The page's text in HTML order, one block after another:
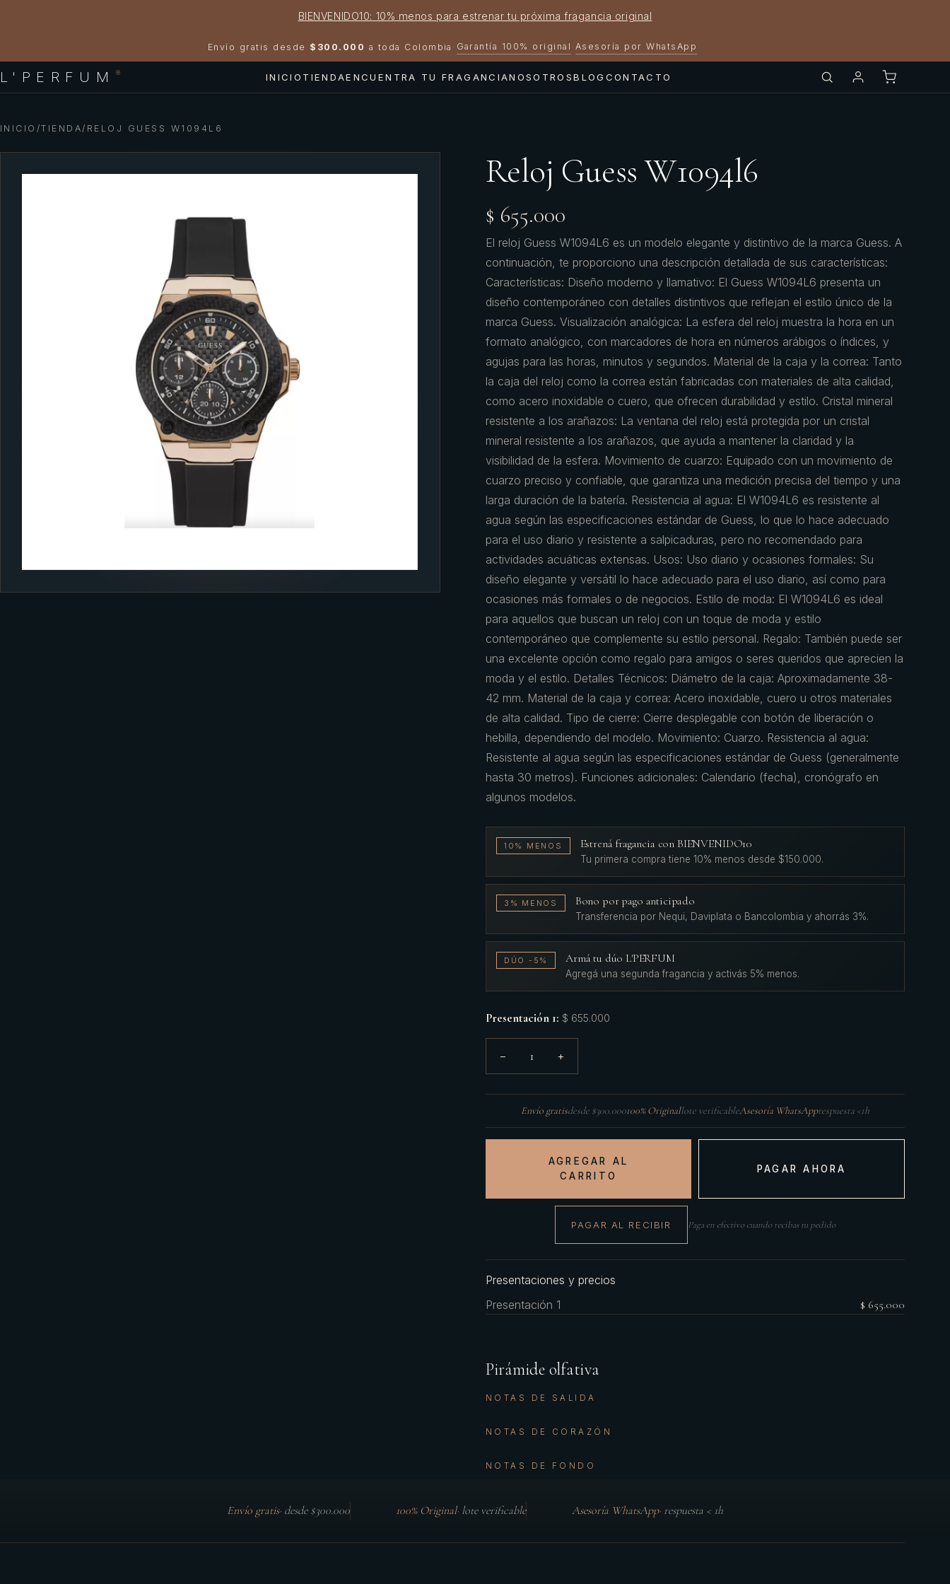
BIENVENIDO10: 10% menos para estrenar tu próxima fragancia original
Envío gratis desde $300.000 a toda Colombia · Garantía 100% original · Asesoría por WhatsApp
L'PERFUM ® INICIO TIENDAENCUENTRA TU FRAGANCIANOSOTROSBLOG CONTACTO
INICIO /TIENDA/ RELOJ GUESS W1094L6
Reloj Guess W1094l6
$ 655.000
El reloj Guess W1094L6 es un modelo elegante y distintivo de la marca Guess. A
continuación, te proporciono una descripción detallada de sus características:
Características: Diseño moderno y llamativo: El Guess W1094L6 presenta un
diseño contemporáneo con detalles distintivos que reflejan el estilo único de la
marca Guess. Visualización analógica: La esfera del reloj muestra la hora en un
formato analógico, con marcadores de hora en números arábigos o índices, y
agujas para las horas, minutos y segundos. Material de la caja y la correa: Tanto
la caja del reloj como la correa están fabricadas con materiales de alta calidad,
como acero inoxidable o cuero, que ofrecen durabilidad y estilo. Cristal mineral
resistente a los arañazos: La ventana del reloj está protegida por un cristal
mineral resistente a los arañazos, que ayuda a mantener la claridad y la
visibilidad de la esfera. Movimiento de cuarzo: Equipado con un movimiento de
cuarzo preciso y confiable, que garantiza una medición precisa del tiempo y una
larga duración de la batería. Resistencia al agua: El W1094L6 es resistente al
agua según las especificaciones estándar de Guess, lo que lo hace adecuado
para el uso diario y resistente a salpicaduras, pero no recomendado para
actividades acuáticas extensas. Usos: Uso diario y ocasiones formales: Su
diseño elegante y versátil lo hace adecuado para el uso diario, así como para
ocasiones más formales o de negocios. Estilo de moda: El W1094L6 es ideal
para aquellos que buscan un reloj con un toque de moda y estilo
contemporáneo que complemente su estilo personal. Regalo: También puede ser
una excelente opción como regalo para amigos o seres queridos que aprecien la
moda y el estilo. Detalles Técnicos: Diámetro de la caja: Aproximadamente 38-
42 mm. Material de la caja y correa: Acero inoxidable, cuero u otros materiales
de alta calidad. Tipo de cierre: Cierre desplegable con botón de liberación o
hebilla, dependiendo del modelo. Movimiento: Cuarzo. Resistencia al agua:
Resistente al agua según las especificaciones estándar de Guess (generalmente
hasta 30 metros). Funciones adicionales: Calendario (fecha), cronógrafo en
algunos modelos.
10% MENOS Estrená fragancia con BIENVENIDO10
Tu primera compra tiene 10% menos desde $150.000.
3% MENOS Bono por pago anticipado
Transferencia por Nequi, Daviplata o Bancolombia y ahorrás 3%.
DÚO -5% Armá tu dúo L'PERFUM
Agregá una segunda fragancia y activás 5% menos.
Presentación 1: $ 655.000
− 1 +
Envío gratisdesde $300.000100% Originallote verificableAsesoría WhatsApprespuesta <1h
AGREGAR AL
CARRITO
PAGAR AHORA
PAGAR AL RECIBIR Paga en efectivo cuando recibas tu pedido
Presentaciones y precios
Presentación 1
$ 655.000
Pirámide olfativa
NOTAS DE SALIDA
NOTAS DE CORAZÓN
NOTAS DE FONDO
Envío gratis· desde $300.000 100% Original· lote verificable Asesoría WhatsApp· respuesta < 1h